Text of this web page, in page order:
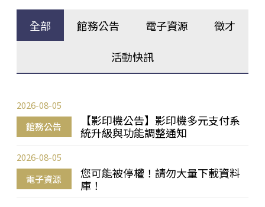
全部 館務公告 電子資源 徵才
活動快訊
館務公告
【影印機公告】影印機多元支付系
統升級與功能調整通知
2026-08-05
電子資源
您可能被停權！請勿大量下載資料
庫！
2026-08-05